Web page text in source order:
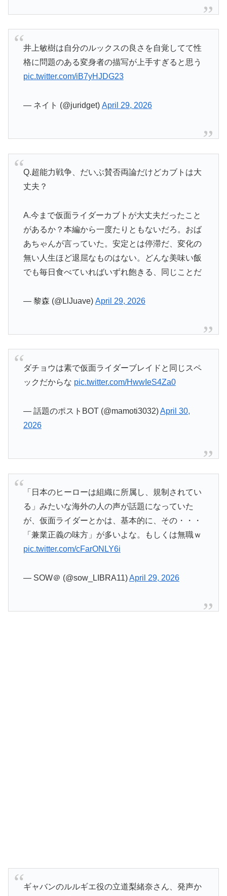
井上敏樹は自分のルックスの良さを自覚してて性
格に問題のある変身者の描写が上手すぎると思う
pic.twitter.com/iB7yHJDG23
— ネイト (@juridget) April 29, 2026
Q.超能力戦争、だいぶ賛否両論だけどカブトは大
丈夫？
A.今まで仮面ライダーカブトが大丈夫だったこと
があるか？本編から一度たりともないだろ。おば
あちゃんが言っていた。安定とは停滞だ、変化の
無い人生ほど退屈なものはない。どんな美味い飯
でも毎日食べていればいずれ飽きる、同じことだ
— 黎森 (@LlJuave) April 29, 2026
ダチョウは素で仮面ライダーブレイドと同じスペ
ックだからな pic.twitter.com/HwwIeS4Za0
— 話題のポストBOT (@mamoti3032)April 30,
2026
「日本のヒーローは組織に所属し、規制されてい
る」みたいな海外の人の声が話題になっていた
が、仮面ライダーとかは、基本的に、その・・・
「兼業正義の味方」が多いよな。もしくは無職ｗ
pic.twitter.com/cFarONLY6i
— SOW＠ (@sow_LIBRA11)April 29, 2026
ギャバンのルルギエ役の立道梨緒奈さん、発声か